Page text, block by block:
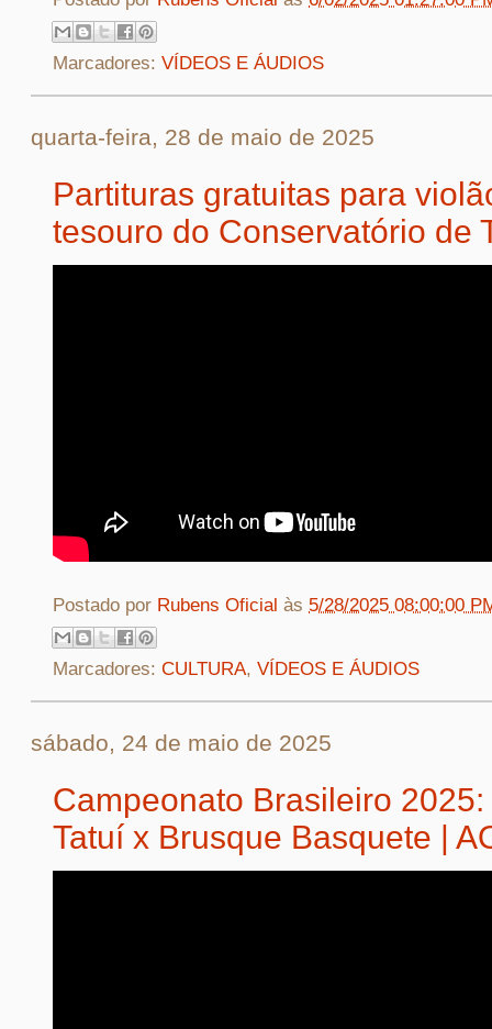
Marcadores: VÍDEOS E ÁUDIOS
quarta-feira, 28 de maio de 2025
Partituras gratuitas para
tesouro do Conservatório de
Postado por Rubens Oficial às 5/28/2025 08:00:00
Marcadores: CULTURA, VÍDEOS E ÁUDIOS
sábado, 24 de maio de 2025
Campeonato Brasileiro
Tatuí x Brusque Basquete |